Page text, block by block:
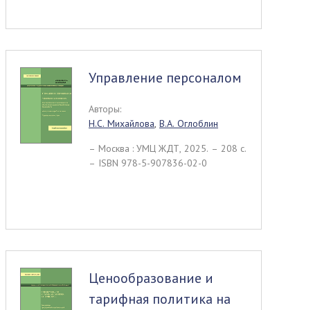
Управление персоналом
Авторы:
Н.С. Михайлова, В.А. Оглоблин
– Москва : УМЦ ЖДТ, 2025. – 208 c.
– ISBN 978-5-907836-02-0
Ценообразование и
тарифная политика на